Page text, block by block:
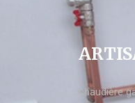
chaudière